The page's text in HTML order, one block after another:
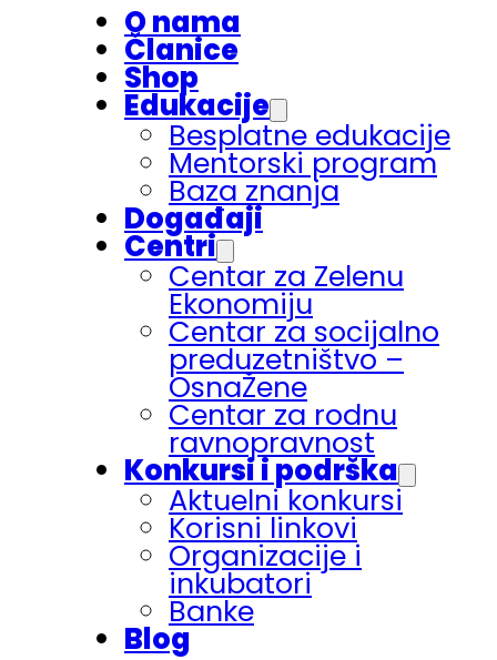
O nama
Članice
Shop
Edukacije
Besplatne edukacije
Mentorski program
Baza znanja
Događaji
Centri
Centar za Zelenu
Ekonomiju
Centar za socijalno
preduzetništvo –
OsnaŽene
Centar za rodnu
ravnopravnost
Konkursi i podrška
Aktuelni konkursi
Korisni linkovi
Organizacije i
inkubatori
Banke
Blog